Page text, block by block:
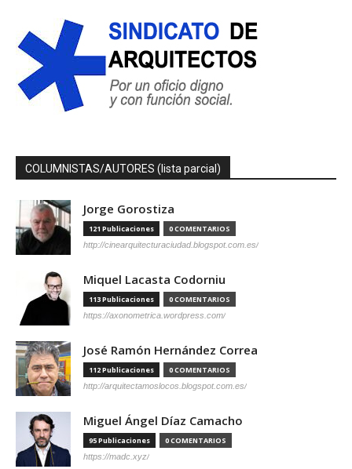
COLUMNISTAS/AUTORES (lista parcial)
Jorge Gorostiza
121 Publicaciones 0 COMENTARIOS
http://cinearquitecturaciudad.blogspot.com.es/
Miquel Lacasta Codorniu
113 Publicaciones 0 COMENTARIOS
https://axonometrica.wordpress.com/
José Ramón Hernández Correa
112 Publicaciones 0 COMENTARIOS
http://arquitectamoslocos.blogspot.com.es/
Miguel Ángel Díaz Camacho
95 Publicaciones 0 COMENTARIOS
https://madc.xyz/